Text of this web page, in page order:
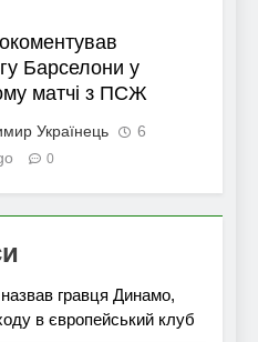
Барселони у
матчі з ПСЖ
Українець
6
0
гравця Динамо,
в європейський клуб